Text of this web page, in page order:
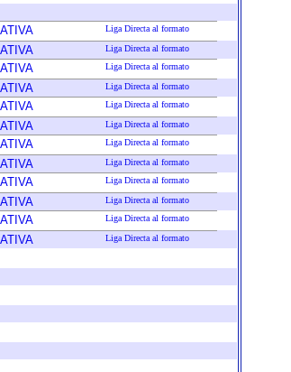
Liga Directa al formato
Liga Directa al formato
Liga Directa al formato
Liga Directa al formato
Liga Directa al formato
Liga Directa al formato
Liga Directa al formato
Liga Directa al formato
Liga Directa al formato
Liga Directa al formato
Liga Directa al formato
Liga Directa al formato